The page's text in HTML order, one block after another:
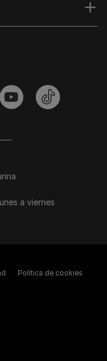
a viernes
youtubetiktok
Política de cookies